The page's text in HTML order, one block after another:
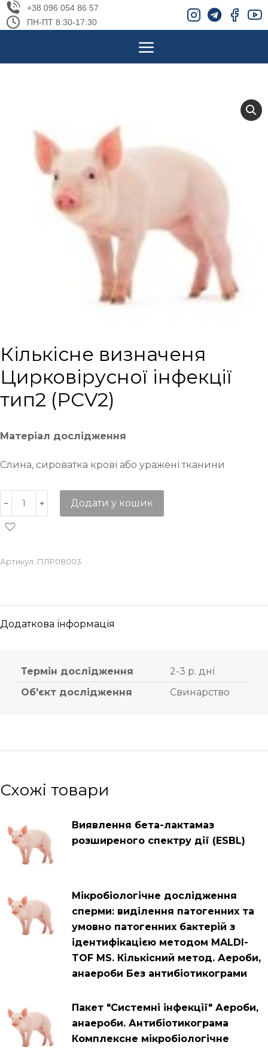
+38 096 054 86 57
ПН-ПТ 8:30-17:30
Кількісне визначеня
Цирковірусної інфекції
тип2 (PCV2)
Матеріал дослідження
Слина, сироватка крові або уражені тканини
Додати у кошик
Артикул: ПЛР08003
Додаткова інформація
Термін дослідження
2-3 р. дні
Об'єкт дослідження
Свинарство
Схожі товари
Виявлення бета-лактамаз
розширеного спектру дії (ESBL)
Мікробіологічне дослідження
сперми: виділення патогенних та
умовно патогенних бактерій з
ідентифікацією методом MALDI-
TOF MS. Кількісний метод. Аероби,
анаероби Без антибіотикограми
Пакет "Системні інфекції" Аероби,
анаероби. Антибіотикограма
Комплексне мікробіологічне